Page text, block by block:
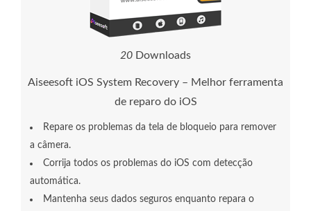
21 Downloads
Aiseesoft iOS System Recovery – Melhor ferramenta
de reparo do iOS
Repare os problemas da tela de bloqueio para remover
a câmera.
Corrija todos os problemas do iOS com detecção
automática.
Mantenha seus dados seguros enquanto repara o